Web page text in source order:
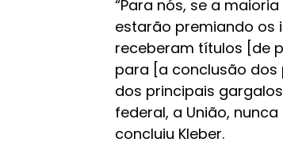
“Para nós, se a
estarão premiando os
receberam títulos [de
para [a conclusão dos
dos principais
federal, a União,
concluiu Kleber.